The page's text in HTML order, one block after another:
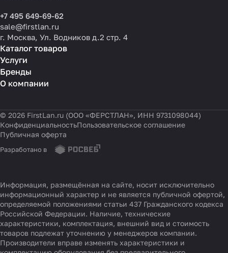
+7 495 649-69-62
sale@firstlan.ru
г. Москва, Ул. Водников д.2 стр. 4
Каталог товаров
Услуги
Бренды
О компании
© 2026 FirstLan.ru (ООО «ФЕРСТЛАН», ИНН 9731098044)
КонфиденциальностьПользовательское соглашение
Публичная оферта
Разработано в
Информация, размещённая на сайте, носит исключительно
информационный характер и не является публичной офертой,
определяемой положениями статьи 437 Гражданского кодекса
Российской Федерации. Наличие, технические
характеристики, комплектация, внешний вид и стоимость
товаров подлежат уточнению у менеджеров компании.
Производители вправе изменять характеристики и